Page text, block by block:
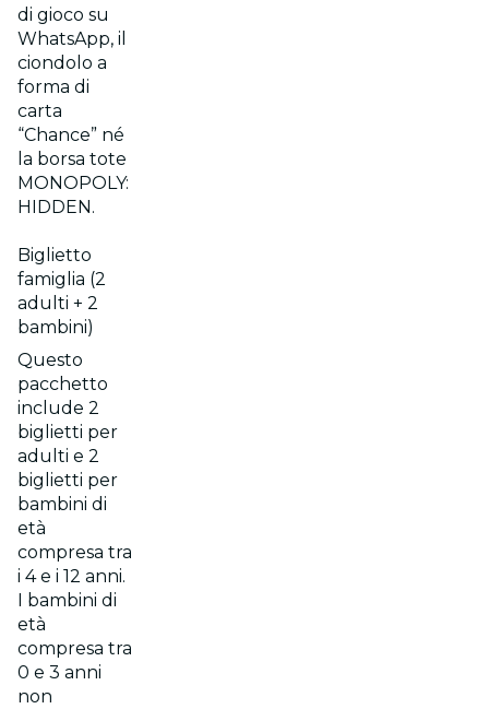
di gioco su
WhatsApp, il
ciondolo a
forma di
carta
“Chance” né
la borsa tote
MONOPOLY:
HIDDEN.
Biglietto
famiglia (2
adulti + 2
bambini)
Questo
pacchetto
include 2
biglietti per
adulti e 2
biglietti per
bambini di
età
compresa tra
i 4 e i 12 anni.
I bambini di
età
compresa tra
0 e 3 anni
non